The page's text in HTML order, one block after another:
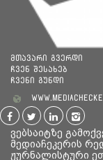
მთავარი გვერდი
ჩვენ შესახებ
ჩვენი გუნდი
ვებსაიტზე
მედიაჩეკერის
ჟურნალისტური